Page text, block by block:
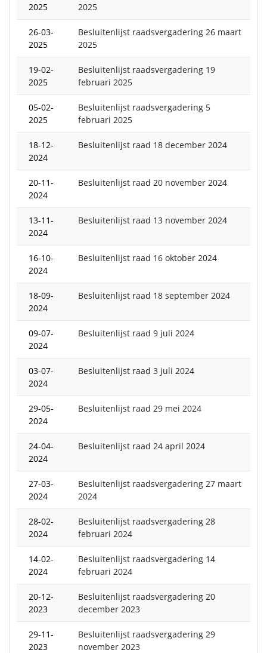
2025 2025
26-03-
2025
Besluitenlijst raadsvergadering 26 maart
2025
19-02-
2025
Besluitenlijst raadsvergadering 19
februari 2025
05-02-
2025
Besluitenlijst raadsvergadering 5
februari 2025
18-12-
2024
Besluitenlijst raad 18 december 2024
20-11-
2024
Besluitenlijst raad 20 november 2024
13-11-
2024
Besluitenlijst raad 13 november 2024
16-10-
2024
Besluitenlijst raad 16 oktober 2024
18-09-
2024
Besluitenlijst raad 18 september 2024
09-07-
2024
Besluitenlijst raad 9 juli 2024
03-07-
2024
Besluitenlijst raad 3 juli 2024
29-05-
2024
Besluitenlijst raad 29 mei 2024
24-04-
2024
Besluitenlijst raad 24 april 2024
27-03-
2024
Besluitenlijst raadsvergadering 27 maart
2024
28-02-
2024
Besluitenlijst raadsvergadering 28
februari 2024
14-02-
2024
Besluitenlijst raadsvergadering 14
februari 2024
20-12-
2023
Besluitenlijst raadsvergadering 20
december 2023
29-11-
2023
Besluitenlijst raadsvergadering 29
november 2023